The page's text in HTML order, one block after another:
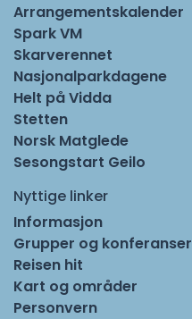
Arrangementskalender
Spark VM
Skarverennet
Nasjonalparkdagene
Helt på Vidda
Stetten
Norsk Matglede
Sesongstart Geilo
Nyttige linker
Informasjon
Grupper og konferanser
Reisen hit
Kart og områder
Personvern